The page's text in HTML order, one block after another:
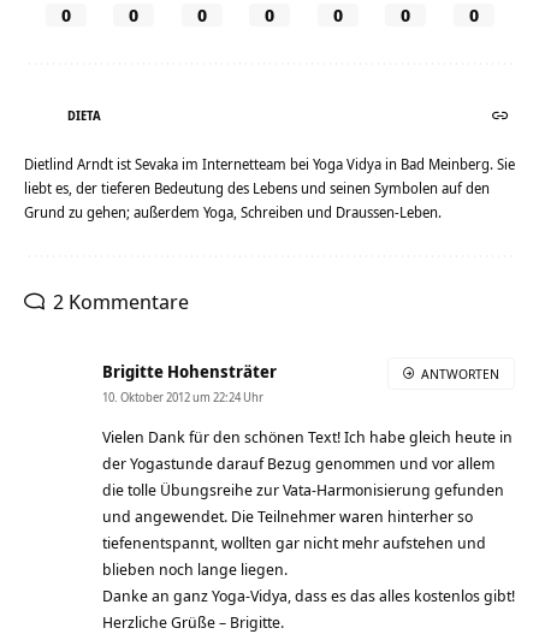
0 0 0 0 0 0 0
DIETA
Dietlind Arndt ist Sevaka im Internetteam bei Yoga Vidya in Bad Meinberg. Sie
liebt es, der tieferen Bedeutung des Lebens und seinen Symbolen auf den
Grund zu gehen; außerdem Yoga, Schreiben und Draussen-Leben.
2 Kommentare
Brigitte Hohensträter
10. Oktober 2012 um 22:24 Uhr
Vielen Dank für den schönen Text! Ich habe gleich heute in
der Yogastunde darauf Bezug genommen und vor allem
die tolle Übungsreihe zur Vata-Harmonisierung gefunden
und angewendet. Die Teilnehmer waren hinterher so
tiefenentspannt, wollten gar nicht mehr aufstehen und
blieben noch lange liegen.
Danke an ganz Yoga-Vidya, dass es das alles kostenlos gibt!
Herzliche Grüße – Brigitte.
ANTWORTEN